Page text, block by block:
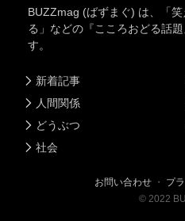
BUZZmag (ばずまぐ) は、「
る」などの『こころおどる話
す。
新着記事
人間関係
どうぶつ
社会
お問い合わせ ・ プ
© 2022